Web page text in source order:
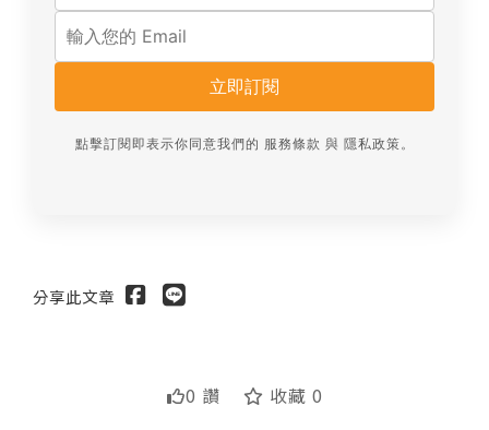
立即訂閱
點擊訂閱即表示你同意我們的 服務條款 與 隱私政策。
分享此文章
0 讚 收藏 0